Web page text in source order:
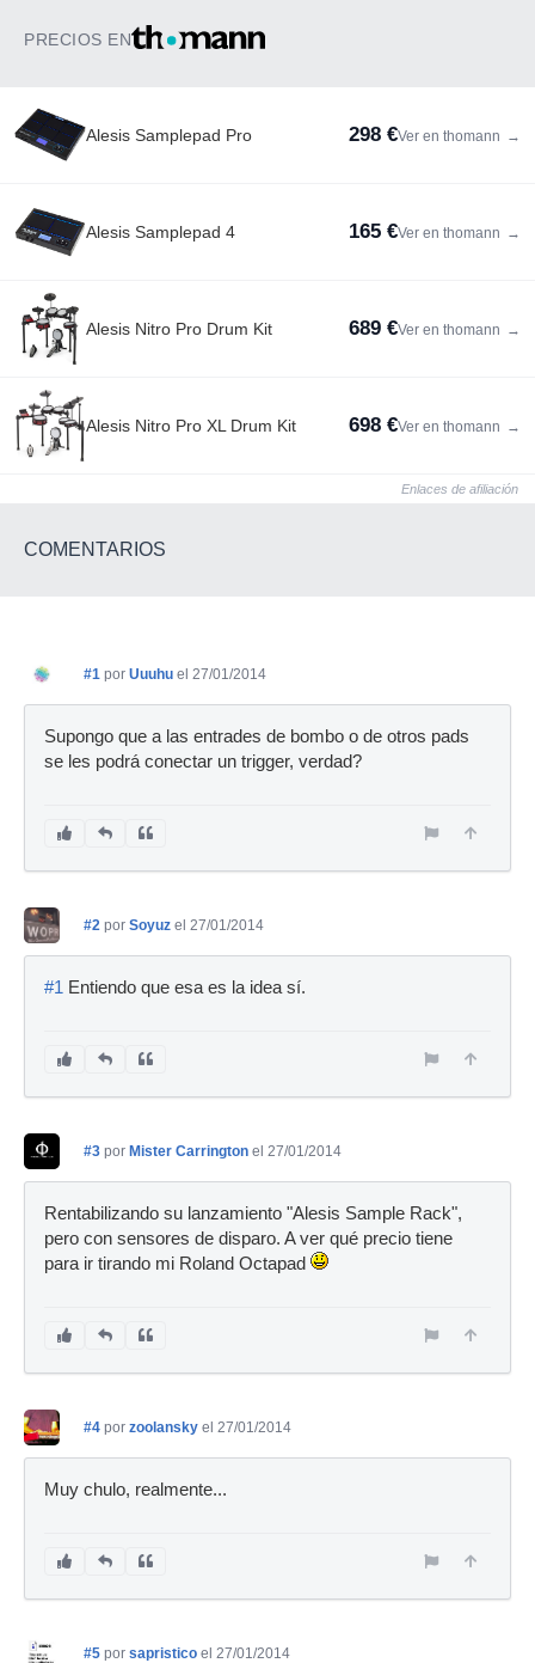
PRECIOS EN
Alesis Samplepad Pro 298 €Ver en thomann →
Alesis Samplepad 4 165 €Ver en thomann →
Alesis Nitro Pro Drum Kit 689 €Ver en thomann →
Alesis Nitro Pro XL Drum Kit 698 €Ver en thomann →
Enlaces de afiliación
COMENTARIOS
#1 por Uuuhu el 27/01/2014
Supongo que a las entrades de bombo o de otros pads
se les podrá conectar un trigger, verdad?
#2 por Soyuz el 27/01/2014
#1 Entiendo que esa es la idea sí.
#3 por Mister Carrington el 27/01/2014
Rentabilizando su lanzamiento "Alesis Sample Rack",
pero con sensores de disparo. A ver qué precio tiene
para ir tirando mi Roland Octapad
#4 por zoolansky el 27/01/2014
Muy chulo, realmente...
#5 por sapristico el 27/01/2014